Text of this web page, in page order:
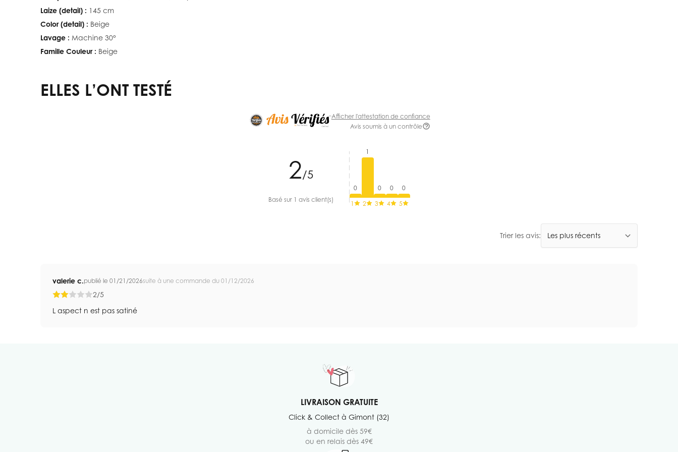
Laize (detail) : 145 cm
Color (detail) : Beige
Lavage : Machine 30°
Famille Couleur : Beige
ELLES L’ONT TESTÉ
Afficher l'attestation de confiance
Avis soumis à un contrôle
2/5
Basé sur 1 avis client(s)
0
1
1
2
0
3
0
4
0
5
Trier les avis:
valerie c.publié le 01/21/2026suite à une commande du 01/12/2026
2/5
L aspect n est pas satiné
LIVRAISON GRATUITE
Click & Collect à Gimont (32)
à domicile dès 59€
ou en relais dès 49€